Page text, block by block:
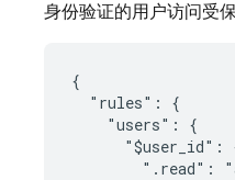
身份验证的用户访问受
{
  "rules": {
    "users": {
"$user_id":
".read":